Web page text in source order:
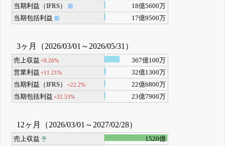
当期利益（IFRS）前
18億5600万
当期包括利益前 17億9500万
3ヶ月（2026/03/01～2026/05/31）
売上収益 +0.26%
367億100万
営業利益 +11.21%
32億1300万
当期利益（IFRS）
+22.2%
22億6800万
当期包括利益 +32.53% 23億7900万
12ヶ月（2026/03/01～2027/02/28）
売上収益予
1520億